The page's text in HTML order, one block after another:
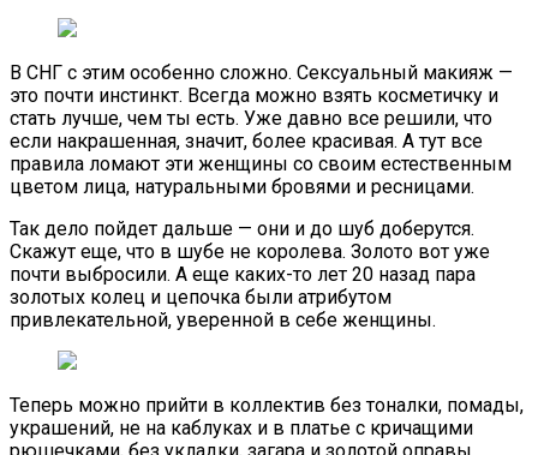
В СНГ с этим особенно сложно. Сексуальный макияж —
это почти инстинкт. Всегда можно взять косметичку и
стать лучше, чем ты есть. Уже давно все решили, что
если накрашенная, значит, более красивая. А тут все
правила ломают эти женщины со своим естественным
цветом лица, натуральными бровями и ресницами.
Так дело пойдет дальше — они и до шуб доберутся.
Скажут еще, что в шубе не королева. Золото вот уже
почти выбросили. А еще каких-то лет 20 назад пара
золотых колец и цепочка были атрибутом
привлекательной, уверенной в себе женщины.
Теперь можно прийти в коллектив без тоналки, помады,
украшений, не на каблуках и в платье с кричащими